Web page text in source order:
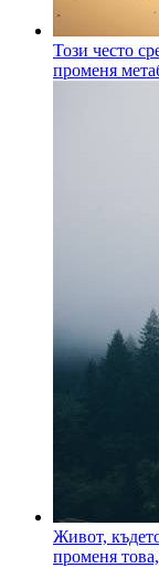
Този често
променя
Живот,
променя